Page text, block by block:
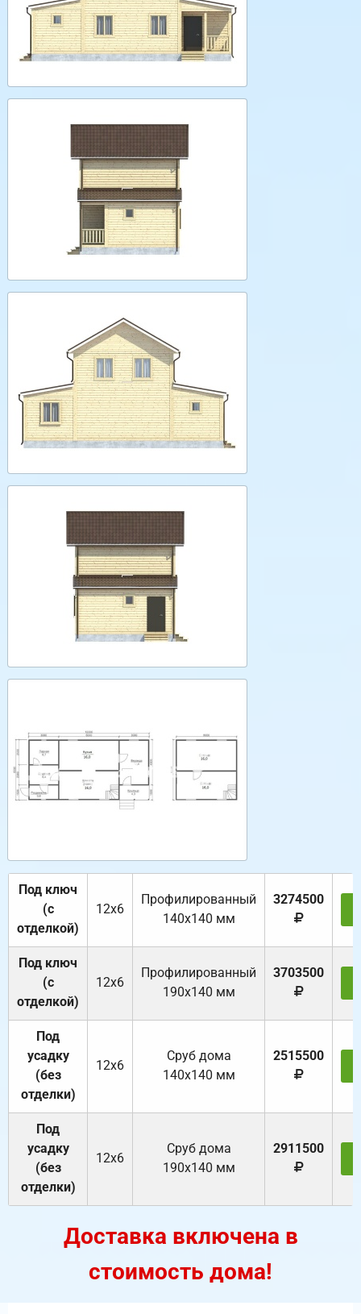
Под ключ
(с
отделкой)
12х6
Профилированный
140х140 мм
3274500
Под ключ
(с
отделкой)
12х6
Профилированный
190х140 мм
3703500
Под
усадку
(без
отделки)
12х6
Cруб дома
140х140 мм
2515500
Под
усадку
(без
отделки)
12х6
Cруб дома
190х140 мм
2911500
Доставка включена в
стоимость дома!